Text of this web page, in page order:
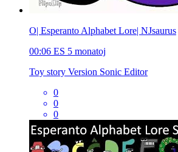
O| Esperanto Alphabet Lore| NJsaurus
00:06 ES 5 monatoj
Toy story Version Sonic Editor
0
0
0